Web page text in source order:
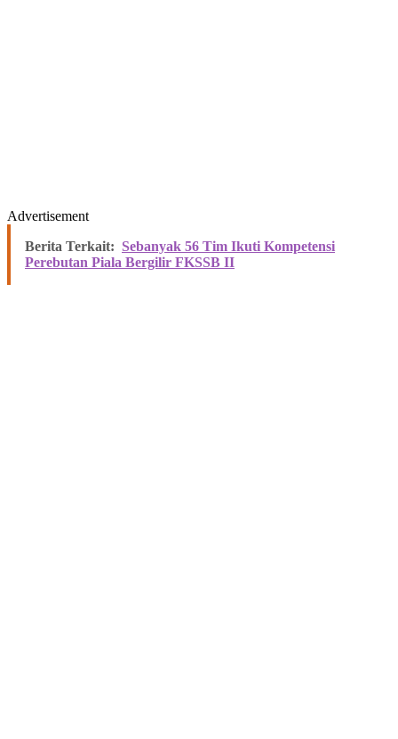
Advertisement
Berita Terkait: Sebanyak 56 Tim Ikuti Kompetensi
Perebutan Piala Bergilir FKSSB II